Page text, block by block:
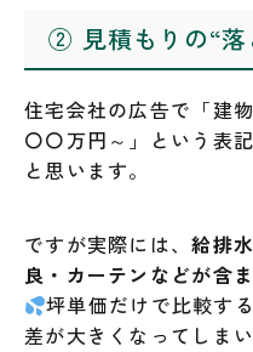
② 見積もりの“落
住宅会社の広告で「建
〇〇万円～」という表
と思います。
ですが実際には、給排
良・カーテンなどが含
坪単価だけで比較す
差が大きくなってしまい